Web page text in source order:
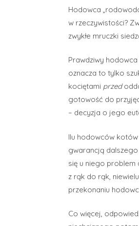
Hodowca
w rzeczywistości?
zwykłe mruczki
Prawdziwy
oznacza to tylko
kociętami przed
gotowość do
– decyzja o jego
Ilu hodowców
gwarancją
się u niego problem
z rąk do rąk,
przekonaniu
Co więcej,